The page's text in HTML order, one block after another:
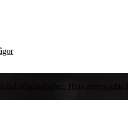
tillgänglighet. Hitta reservdelar